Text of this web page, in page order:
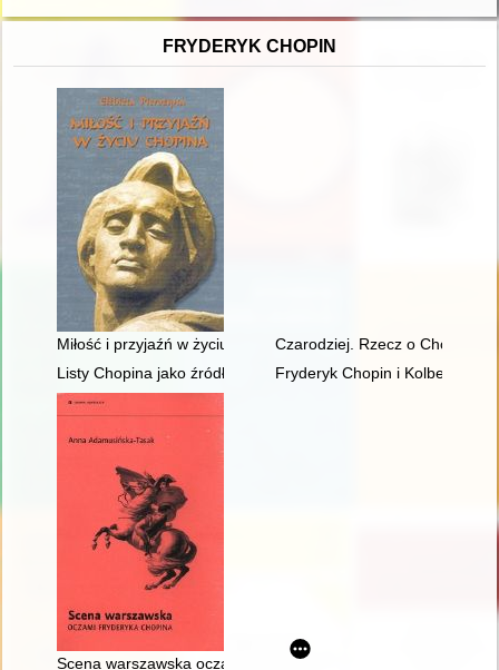
FRYDERYK CHOPIN
Miłość i przyjaźń w życiu ChopinaCzarodziej. Rzecz o Chopinie
Listy Chopina jako źródło informacji do badań nad rodziną
Fryderyk Chopin i
Scena warszawska oczami Fryderyka Chopina